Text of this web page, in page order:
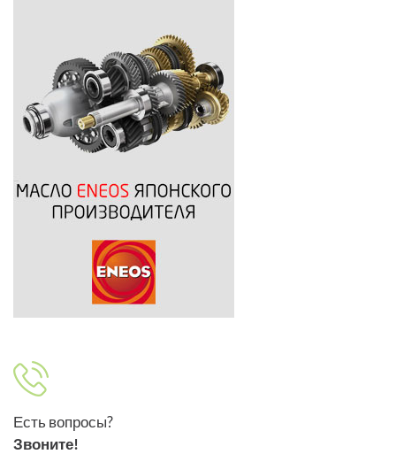
Есть вопросы?
Звоните!